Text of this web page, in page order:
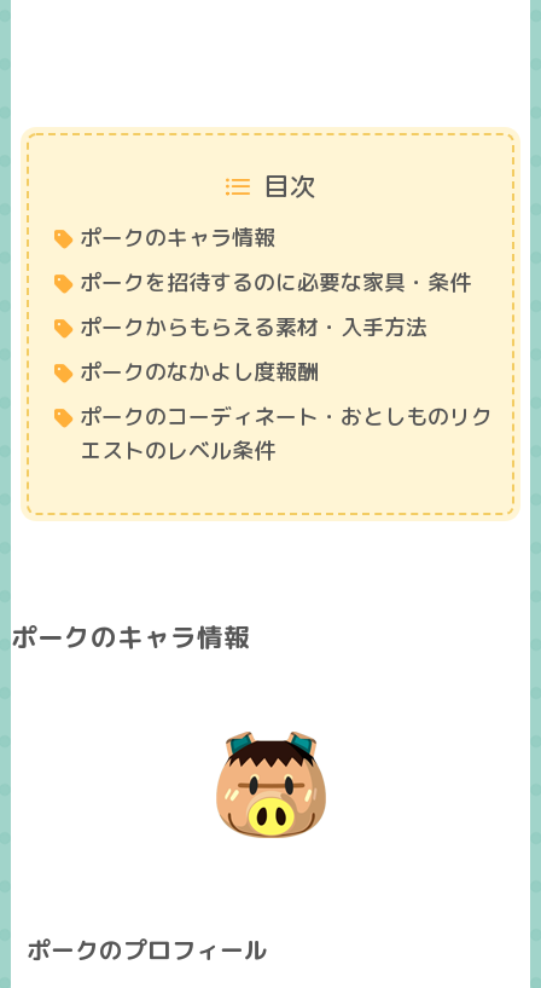
目次
ポークのキャラ情報
ポークを招待するのに必要な家具・条件
ポークからもらえる素材・入手方法
ポークのなかよし度報酬
ポークのコーディネート・おとしものリク
エストのレベル条件
ポークのキャラ情報
ポークのプロフィール